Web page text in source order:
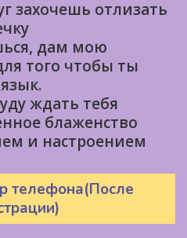
захочешь отлизать
дам мою
того чтобы ты
ждать тебя
блаженство
и настроением
телефона(После